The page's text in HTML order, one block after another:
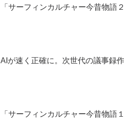
「サーフィンカルチャー今昔物語
AIが速く正確に。次世代の議事録
「サーフィンカルチャー今昔物語